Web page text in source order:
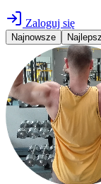
Zaloguj się
Najnowsze